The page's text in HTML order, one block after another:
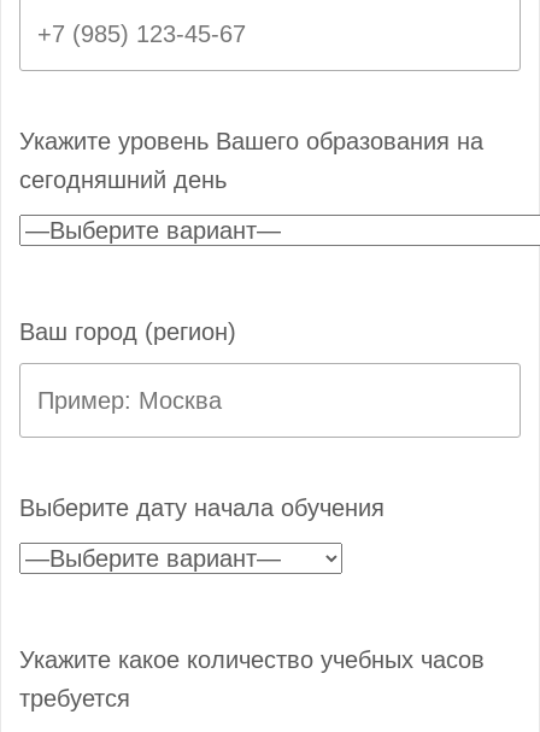
Укажите уровень Вашего образования на
сегодняшний день
Ваш город (регион)
Выберите дату начала обучения
Укажите какое количество учебных часов
требуется